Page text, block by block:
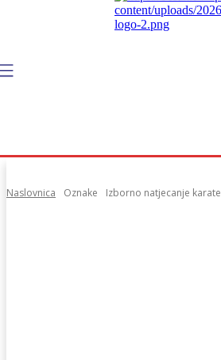
Naslovnica Oznake Izborno natjecanje karate